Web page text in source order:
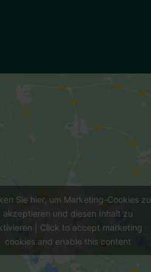
Sie hier, um Marketing-Cookies zu
akzeptieren und diesen Inhalt zu
| Click to accept marketing
cookies and enable this content